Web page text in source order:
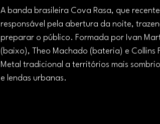
A banda brasileira Cova Rasa, que
responsável pela abertura da noite,
preparar o público. Formada por Ivan
(baixo), Theo Machado (bateria) e
Metal tradicional a territórios mais
e lendas urbanas.